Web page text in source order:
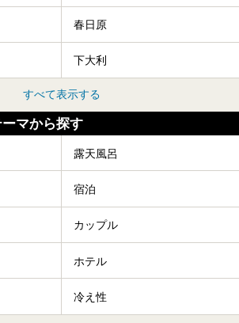
春日原
下大利
すべて表示する
マから探す
露天風呂
宿泊
カップル
ホテル
冷え性